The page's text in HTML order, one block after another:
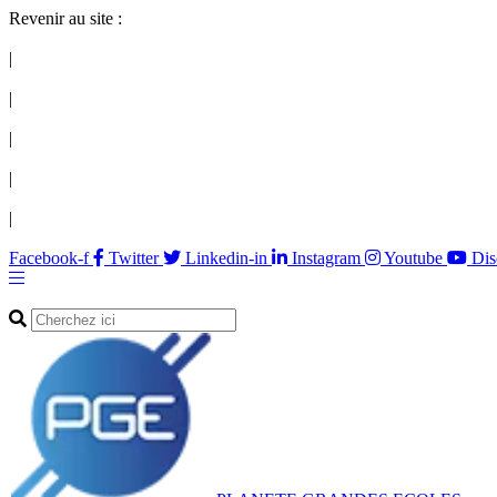
Revenir au site :
|
|
|
|
|
Facebook-f Twitter Linkedin-in Instagram Youtube